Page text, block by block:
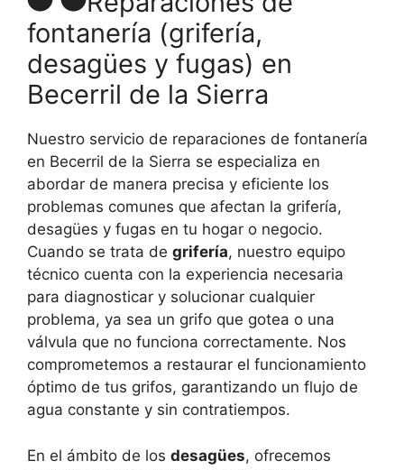
fontanería (grifería,
desagües y fugas) en
Becerril de la Sierra
Nuestro servicio de reparaciones de fontanería
en Becerril de la Sierra se especializa en
abordar de manera precisa y eficiente los
problemas comunes que afectan la grifería,
desagües y fugas en tu hogar o negocio.
Cuando se trata de grifería, nuestro equipo
técnico cuenta con la experiencia necesaria
para diagnosticar y solucionar cualquier
problema, ya sea un grifo que gotea o una
válvula que no funciona correctamente. Nos
comprometemos a restaurar el funcionamiento
óptimo de tus grifos, garantizando un flujo de
agua constante y sin contratiempos.
En el ámbito de los desagües, ofrecemos